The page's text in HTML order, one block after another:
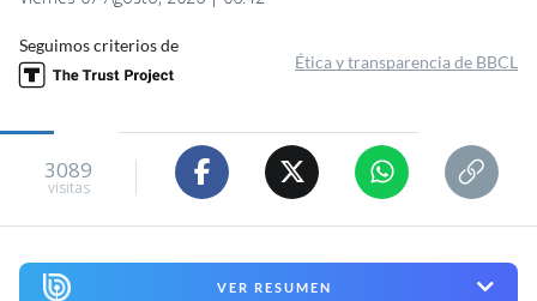
Seguimos criterios de
Ética y transparencia de BBCL
3089
visitas
VER RESUMEN